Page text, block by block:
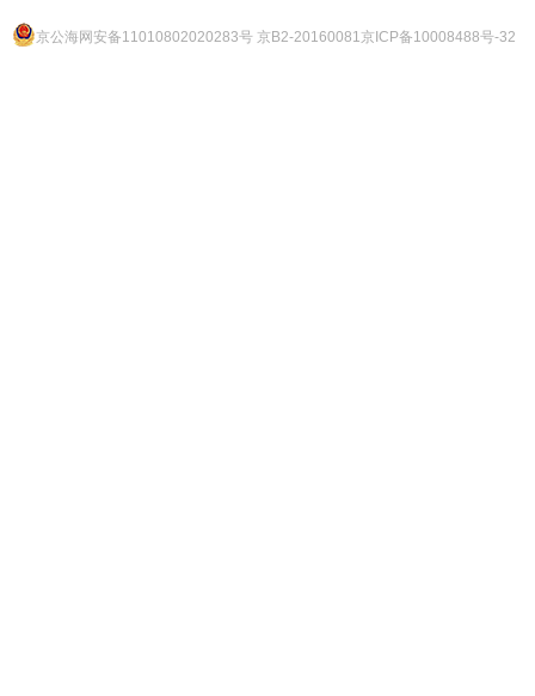
京公海网安备11010802020283号 京B2-20160081京ICP备10008488号-32